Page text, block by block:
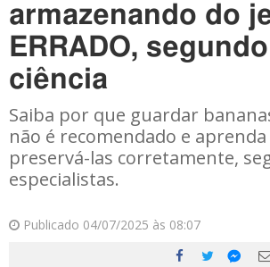
armazenando do
ERRADO,
ciência
Saiba por que guardar
não é recomendado e
preservá-las corretamente,
especialistas.
Publicado 04/07/2025 às 08:07